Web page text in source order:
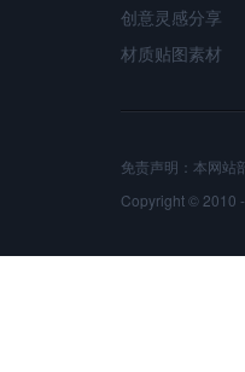
创意灵感分享
材质贴图素材
免责声明：本网站
Copyright © 2010